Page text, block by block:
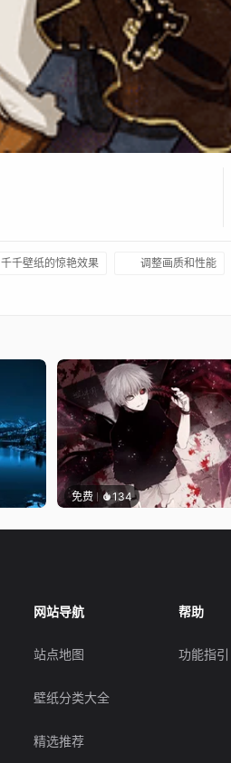
千千壁纸的惊艳效果 调整画质和性能
免费 134
网站导航
站点地图
壁纸分类大全
精选推荐
帮助
功能指引